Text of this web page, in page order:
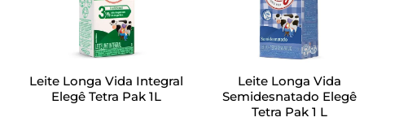
Leite Longa Vida Integral
Elegê Tetra Pak 1L
Leite Longa Vida
Semidesnatado Elegê
Tetra Pak 1 L